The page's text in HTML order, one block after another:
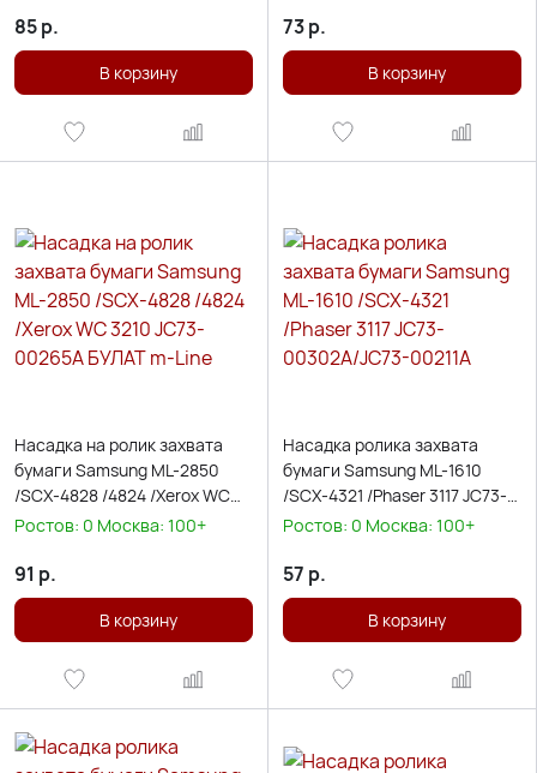
85р.
В корзину
73р.
В корзину
Насадка на ролик захвата
бумаги Samsung ML-2850
/SCX-4828 /4824 /Xerox WC
3210 JC73-00265A БУЛАТ m-
Ростов: 0 Москва: 100+
91 р.
В корзину
Насадка ролика захвата
бумаги Samsung ML-1610
/SCX-4321 /Phaser 3117 JC73-
00302A/JC73-00211A
Ростов: 0 Москва: 100+
57 р.
В корзину